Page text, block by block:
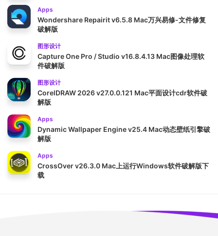
Apps
Wondershare Repairit v6.5.8 Mac万兴易修-文件修复
破解版
图形设计
Capture One Pro / Studio v16.8.4.13 Mac图像处理软
件破解版
图形设计
CorelDRAW 2026 v27.0.0.121 Mac平面设计cdr软件破
解版
Apps
Dynamic Wallpaper Engine v25.4 Mac动态壁纸引擎破
解版
Apps
CrossOver v26.3.0 Mac上运行Windows软件破解版下
载